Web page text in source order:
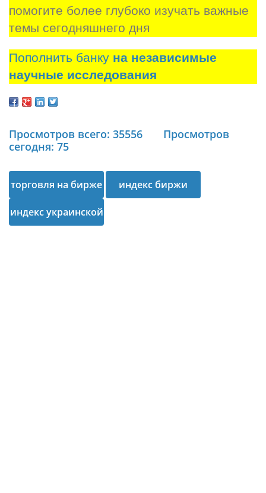
помогите более глубоко изучать важные
темы сегодняшнего дня
Пополнить банку на независимые
научные исследования
Просмотров всего: 35556
Просмотров
сегодня: 75
торговля на бирже индекс биржи
индекс украинской